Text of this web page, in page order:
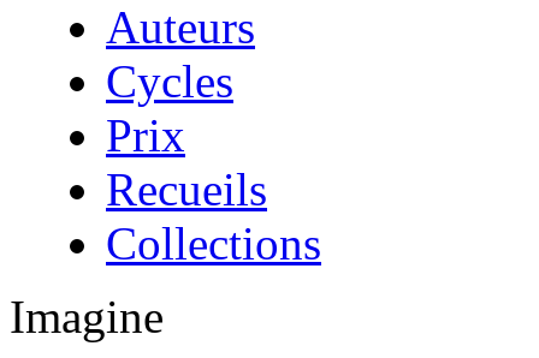
Auteurs
Cycles
Prix
Recueils
Collections
Imagine